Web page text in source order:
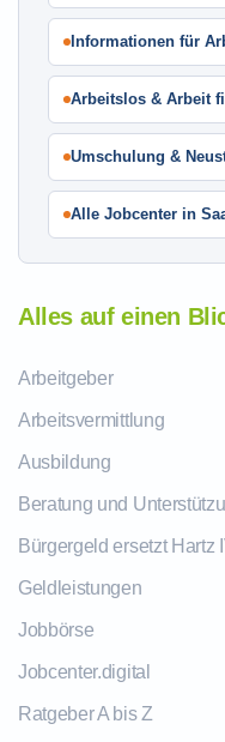
Informationen für
Arbeitslos & Arbeit
Umschulung &
Alle Jobcenter in
Alles auf einen
Arbeitgeber
Arbeitsvermittlung
Ausbildung
Beratung und
Bürgergeld ersetzt Hartz
Geldleistungen
Jobbörse
Jobcenter.digital
Ratgeber A bis Z